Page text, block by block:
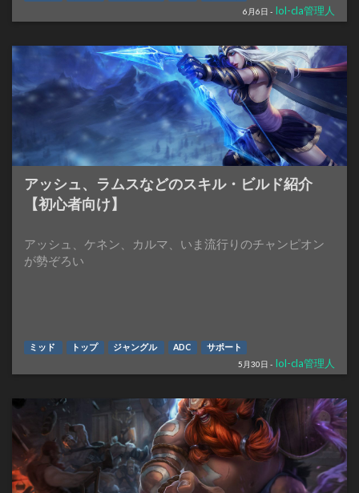
6月6日 - lol-cla管理人
アッシュ、ラムスなどのスキル・ビルド紹介
【初心者向け】
アッシュ、ケネン、カルマ、いま流行りのチャンピオン
が勢ぞろい
ミッド トップ ジャングル ADC
サポート
5月30日 - lol-cla管理人